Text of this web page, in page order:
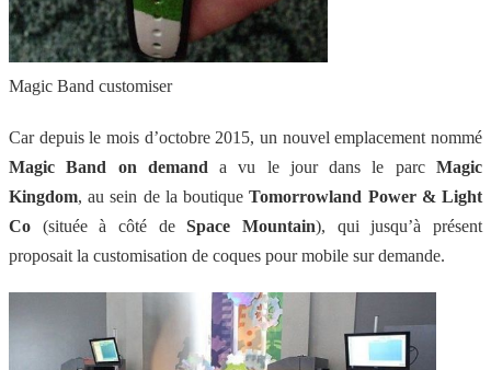
Magic Band customiser
Car depuis le mois d’octobre 2015, un nouvel emplacement nommé
Magic Band on demand a vu le jour dans le parcMagic
Kingdom, au sein de la boutiqueTomorrowland Power & Light
Co (située à côté deSpace Mountain), qui jusqu’à présent
proposait la customisation de coques pour mobile sur demande.